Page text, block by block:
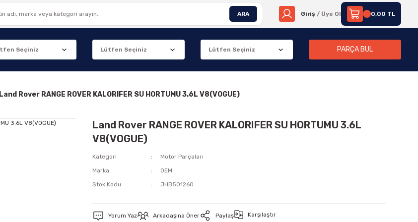
ARA Giriş / Üye Ol 0,00 TL
PARÇA BUL
Land Rover RANGE ROVER KALORIFER SU HORTUMU 3.6L V8(VOGUE)
Land Rover RANGE ROVER KALORIFER SU HORTUMU 3.6L
V8(VOGUE)
Kategori
Motor Parçaları
Marka
OEM
Stok Kodu
JHB501260
Yorum Yaz Arkadaşına Öner Paylaş Karşılaştır